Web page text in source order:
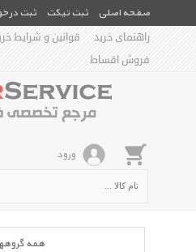
صفحه اصلی ثبت تیکت ثبت
راهنمای خرید
قوانین و شرایط
فروش اقساط
ورود
همه